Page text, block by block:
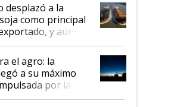
desplazó a la
como principal
y aún así
casi seis de cada
y sostuvo el
un semestre
el agro: la
a su máximo
por la
las exportaciones